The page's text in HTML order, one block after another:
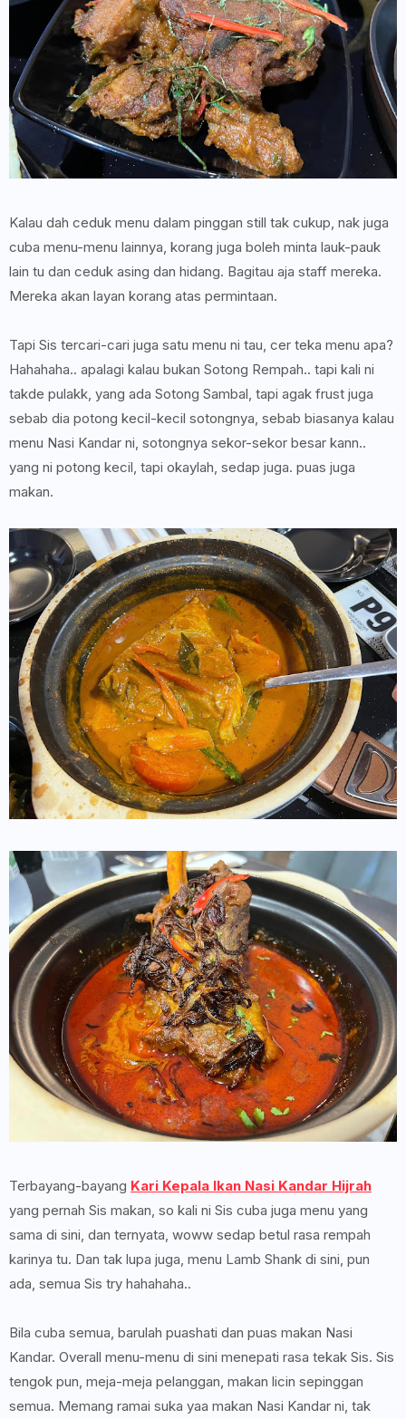
Kalau dah ceduk menu dalam pinggan still tak cukup, nak juga
cuba menu-menu lainnya, korang juga boleh minta lauk-pauk
lain tu dan ceduk asing dan hidang. Bagitau aja staff mereka.
Mereka akan layan korang atas permintaan.
Tapi Sis tercari-cari juga satu menu ni tau, cer teka menu apa?
Hahahaha.. apalagi kalau bukan Sotong Rempah.. tapi kali ni
takde pulakk, yang ada Sotong Sambal, tapi agak frust juga
sebab dia potong kecil-kecil sotongnya, sebab biasanya kalau
menu Nasi Kandar ni, sotongnya sekor-sekor besar kann..
yang ni potong kecil, tapi okaylah, sedap juga. puas juga
makan.
Terbayang-bayang Kari Kepala Ikan Nasi Kandar Hijrah
yang pernah Sis makan, so kali ni Sis cuba juga menu yang
sama di sini, dan ternyata, woww sedap betul rasa rempah
karinya tu. Dan tak lupa juga, menu Lamb Shank di sini, pun
ada, semua Sis try hahahaha..
Bila cuba semua, barulah puashati dan puas makan Nasi
Kandar. Overall menu-menu di sini menepati rasa tekak Sis. Sis
tengok pun, meja-meja pelanggan, makan licin sepinggan
semua. Memang ramai suka yaa makan Nasi Kandar ni, tak